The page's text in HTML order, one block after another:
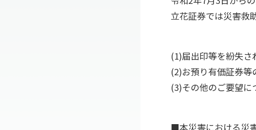
立花証券では災害救
(1)届出印等を紛失さ
(2)お預り有価証券等
(3)その他のご要望に
■本災害における災